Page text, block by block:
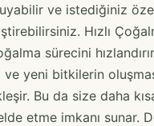
ve istediğiniz
Hızlı
sürecini
ve yeni bitkilerin
Bu da size daha
etme imkanı sunar.